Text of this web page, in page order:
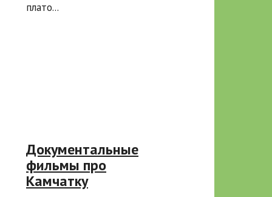
плато...
Документальные
фильмы про
Камчатку